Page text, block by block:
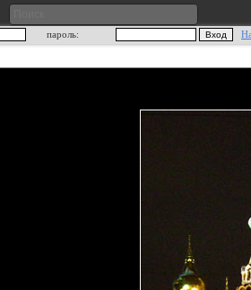
пароль: